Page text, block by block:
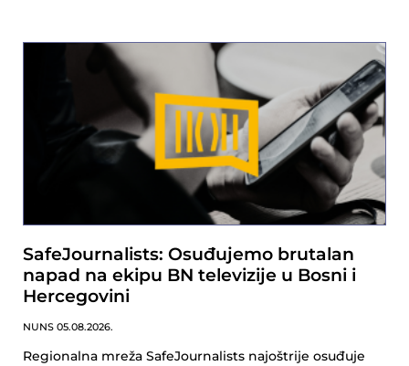
SafeJournalists: Osuđujemo brutalan
napad na ekipu BN televizije u Bosni i
Hercegovini
NUNS 05.08.2026.
Regionalna mreža SafeJournalists najoštrije osuđuje